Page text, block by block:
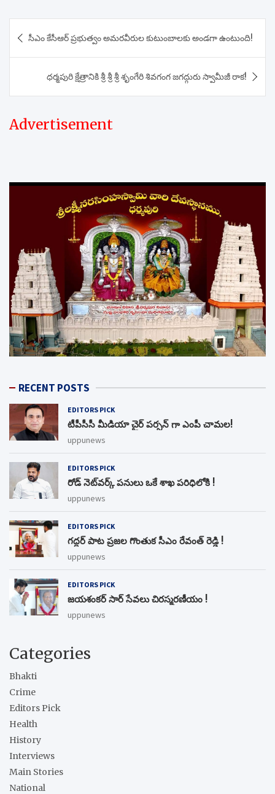
navigation
సీఎం కేసీఆర్ ప్రభుత్వం అమరవీరుల కుటుంబాలకు అండగా ఉంటుంది!
ధర్మపురి క్షేత్రానికి శ్రీ శ్రీ శ్రీ శృంగేరి శివగంగ జగద్గురు స్వామీజీ రాక!
Advertisement
RECENT POSTS
EDITORS PICK
టీపీసీసీ మీడియా చైర్ పర్సన్ గా ఎంపీ చామల!
uppunews
EDITORS PICK
రోడ్ నెట్‌వర్క్‌ పనులు ఒకే శాఖ పరిధిలోకి !
uppunews
EDITORS PICK
గద్దర్ పాట ప్రజల గొంతుక సీఎం రేవంత్ రెడ్డి !
uppunews
EDITORS PICK
జయశంకర్ సార్ సేవలు చిరస్మరణీయం !
uppunews
Categories
Bhakti
Crime
Editors Pick
Health
History
Interviews
Main Stories
National